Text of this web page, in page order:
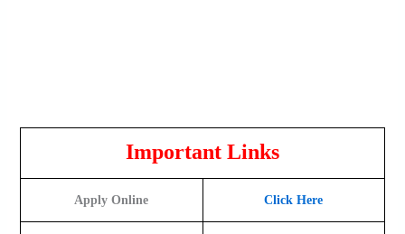
Important Links
Apply Online Click Here